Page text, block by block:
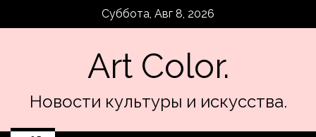
Суббота, Авг 8, 2026
Art Color.
Новости культуры и искусства.